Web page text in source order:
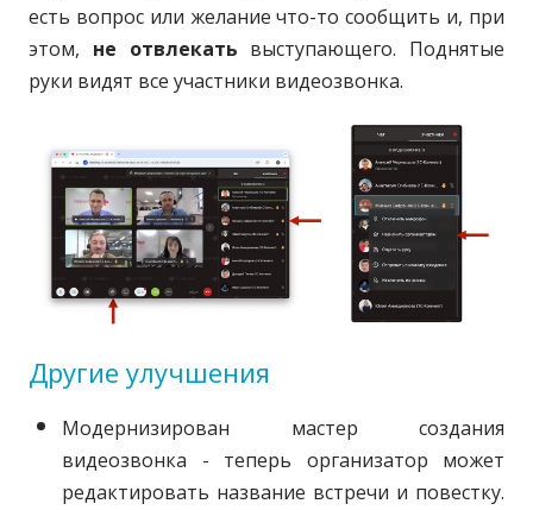
есть вопрос или желание что-то сообщить и, при
этом, не отвлекать выступающего. Поднятые
руки видят все участники видеозвонка.
Другие улучшения
Модернизирован мастер создания
видеозвонка - теперь организатор может
редактировать название встречи и повестку.